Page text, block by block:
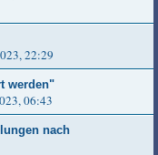
22:29
werden"
06:43
nach